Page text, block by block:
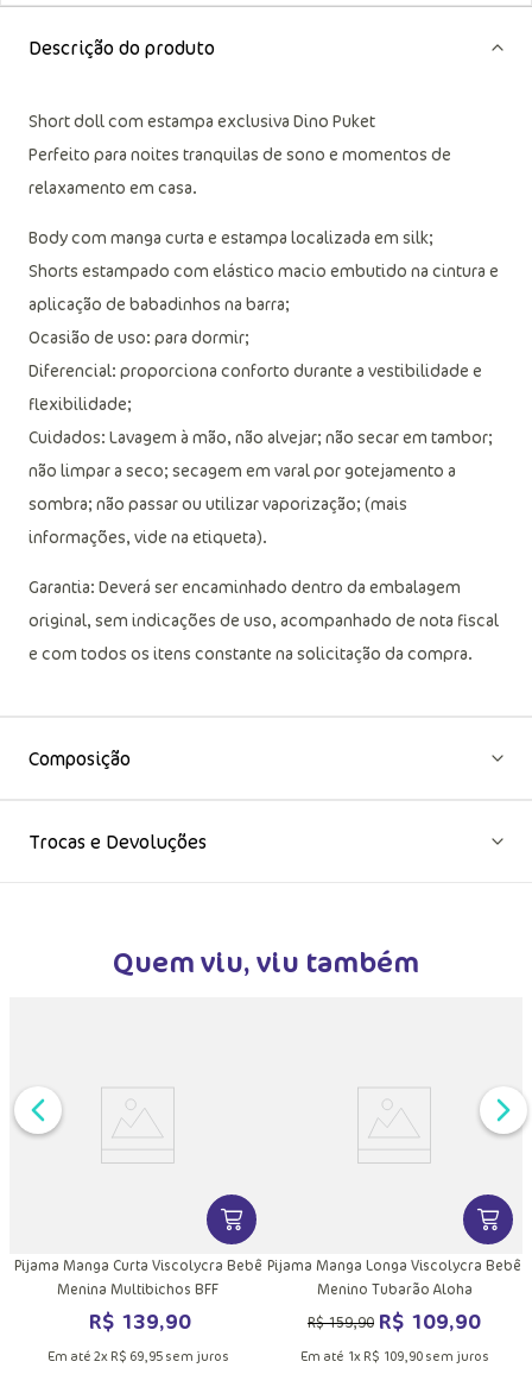
Descrição do produto
Short doll com estampa exclusiva Dino Puket
Perfeito para noites tranquilas de sono e momentos de
relaxamento em casa.
Body com manga curta e estampa localizada em silk;
Shorts estampado com elástico macio embutido na cintura e
aplicação de babadinhos na barra;
Ocasião de uso: para dormir;
Diferencial: proporciona conforto durante a vestibilidade e
flexibilidade;
Cuidados: Lavagem à mão, não alvejar; não secar em tambor;
não limpar a seco; secagem em varal por gotejamento a
sombra; não passar ou utilizar vaporização; (mais
informações, vide na etiqueta).
Garantia: Deverá ser encaminhado dentro da embalagem
original, sem indicações de uso, acompanhado de nota fiscal
e com todos os itens constante na solicitação da compra.
Composição
Trocas e Devoluções
Quem viu, viu também
INFORMAÇÕES DO PRODUTOVER MAIS INFORMAÇÕES DO
Pijama Manga Curta Viscolycra Bebê
Menina Multibichos BFF
R$ 139,90
Em até 2x R$ 69,95sem juros
VER
Pijama Manga Longa Viscolycra Bebê
Menino Tubarão Aloha
R$159,90 R$ 109,90
Em até 1x R$ 109,90sem juros